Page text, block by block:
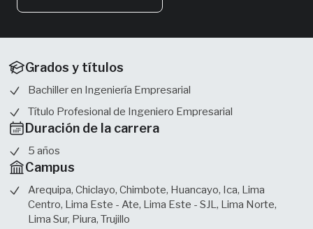
Grados y títulos
Bachiller en Ingeniería Empresarial
Título Profesional de Ingeniero Empresarial
Duración de la carrera
5 años
Campus
Arequipa, Chiclayo, Chimbote, Huancayo, Ica, Lima
Centro, Lima Este - Ate, Lima Este - SJL, Lima Norte,
Lima Sur, Piura, Trujillo